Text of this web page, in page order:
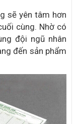
sẽ yên tâm hơn
cùng. Nhờ có
đội ngũ nhân
đến sản phẩm